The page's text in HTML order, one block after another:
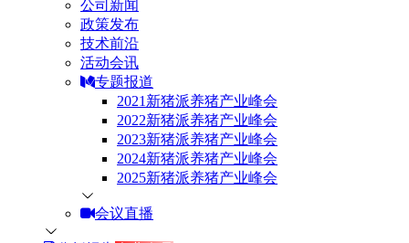
公司新闻
政策发布
技术前沿
活动会讯
专题报道
2021新猪派养猪产业峰会
2022新猪派养猪产业峰会
2023新猪派养猪产业峰会
2024新猪派养猪产业峰会
2025新猪派养猪产业峰会
会议直播